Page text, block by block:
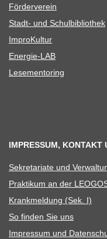
För­der­ver­ein
Stadt- und Schulbibliothek
Impro­Kul­tur
Ener­­gie-LAB
Lese­men­to­ring
IMPRESSUM, KONTAKT
Sekre­ta­riate und
Prak­ti­kum an der
Krank­mel­dung (Sek. I)
So fin­den Sie uns
Impres­sum und